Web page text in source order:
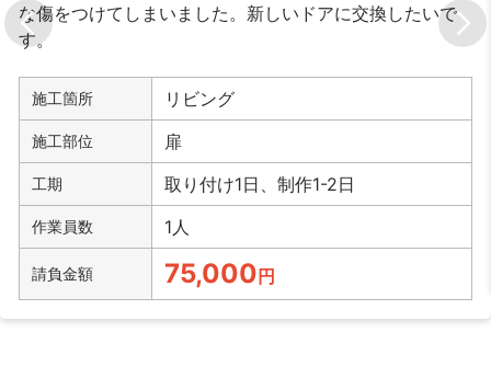
な傷をつけてしまいました。新しいドアに交換したいで
す。
施工箇所 リビング
施工部位 扉
工期 取り付け1日、制作1-2日
作業員数 1人
請負金額 75,000 円